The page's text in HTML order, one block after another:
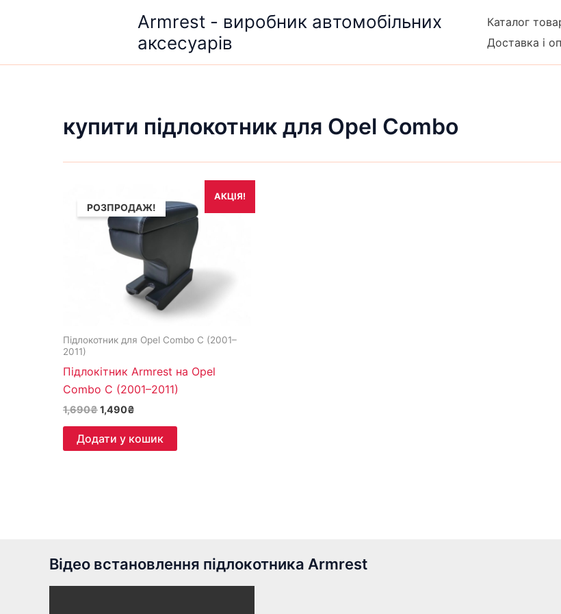
Armrest - виробник автомобільних
аксесуарів
Каталог
Доставка і
купити підлокотник для Opel Combo
АКЦІЯ!
РОЗПРОДАЖ!
Підлокотник для Opel Combo C (2001–
2011)
Підлокітник Armrest на Opel
Combo C (2001–2011)
1,690₴
ціна:
1,690₴.
1,490₴
ціна:
1,490₴.
Додати у кошик
Відео встановлення підлокотника Armrest